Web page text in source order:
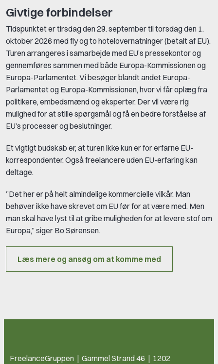
Givtige forbindelser
Tidspunktet er tirsdag den 29. september til torsdag den 1.
oktober 2026 med fly og to hotelovernatninger (betalt af EU).
Turen arrangeres i samarbejde med EU’s pressekontor og
gennemføres sammen med både Europa-Kommissionen og
Europa-Parlamentet. Vi besøger blandt andet Europa-
Parlamentet og Europa-Kommissionen, hvor vi får oplæg fra
politikere, embedsmænd og eksperter. Der vil være rig
mulighed for at stille spørgsmål og få en bedre forståelse af
EU’s processer og beslutninger.
Et vigtigt budskab er, at turen ikke kun er for erfarne EU-
korrespondenter. Også freelancere uden EU-erfaring kan
deltage.
”Det her er på helt almindelige kommercielle vilkår. Man
behøver ikke have skrevet om EU før for at være med. Men
man skal have lyst til at gribe muligheden for at levere stof om
Europa,” siger Bo Sørensen.
Læs mere og ansøg om at komme med
FreelanceGruppen | Gammel Strand 46 | 1202